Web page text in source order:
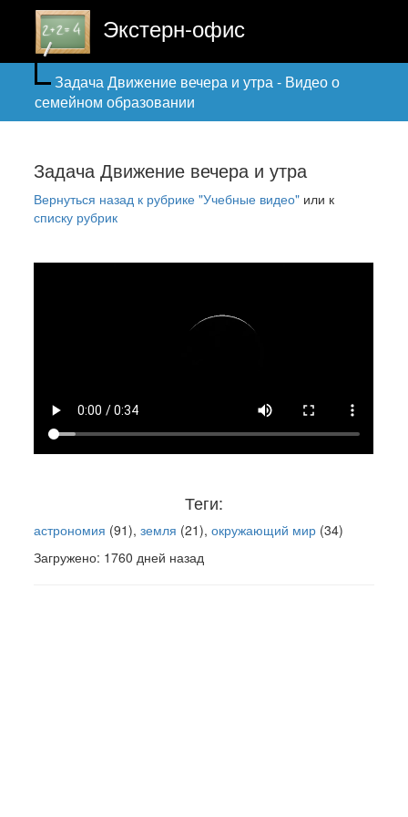
Экстерн-офис
Задача Движение вечера и утра - Видео о
семейном образовании
Задача Движение вечера и утра
Вернуться назад к рубрике "Учебные видео" или к
списку рубрик
Теги:
астрономия (91),земля (21),окружающий мир (34)
Загружено: 1760 дней назад